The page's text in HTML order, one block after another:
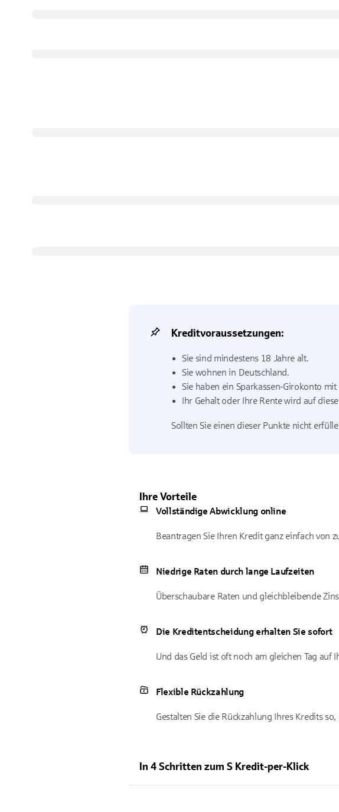
Kreditvoraussetzungen:
Sie sind mindestens 18 Jahre alt.
Sie wohnen in Deutschland.
Sie haben ein Sparkassen-Girokonto
Ihr Gehalt oder Ihre Rente wird auf
Sollten Sie einen dieser Punkte nicht
Ihre Vorteile
Vollständige Abwicklung online
Beantragen Sie Ihren Kredit ganz einfach von
Niedrige Raten durch lange Laufzeiten
Überschaubare Raten und gleichbleibende
Die Kreditentscheidung erhalten Sie sofort
Und das Geld ist oft noch am gleichen Tag auf
Flexible Rückzahlung
Gestalten Sie die Rückzahlung Ihres Kredits
In 4 Schritten zum S Kredit-per-Klick